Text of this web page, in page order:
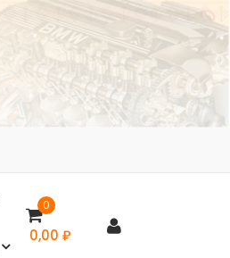
0
0,00 ₽